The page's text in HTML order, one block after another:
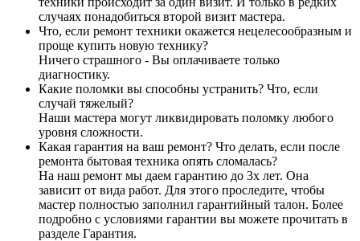
случаях понадобиться второй визит мастера.
Что, если ремонт техники окажется нецелесообразным и
проще купить новую технику?
Ничего страшного - Вы оплачиваете только
диагностику.
Какие поломки вы способны устранить? Что, если
случай тяжелый?
Наши мастера могут ликвидировать поломку любого
уровня сложности.
Какая гарантия на ваш ремонт? Что делать, если после
ремонта бытовая техника опять сломалась?
На наш ремонт мы даем гарантию до 3х лет. Она
зависит от вида работ. Для этого проследите, чтобы
мастер полностью заполнил гарантийный талон. Более
подробно с условиями гарантии вы можете прочитать в
разделе Гарантия.